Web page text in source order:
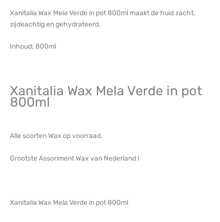
Xanitalia Wax Mela Verde in pot 800ml maakt de huid zacht,
zijdeachtig en gehydrateerd.
Inhoud; 800ml
Xanitalia Wax Mela Verde in pot
800ml
Alle soorten Wax op voorraad.
Grootste Assoriment Wax van Nederland !
Xanitalia Wax Mela Verde in pot 800ml